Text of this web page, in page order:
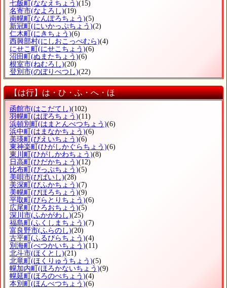
七飯町 (ななえちょう)(15)
名寄市(なよろし)(19)
南幌町 (なんぽろちょう)(5)
新冠町 (にいかっぷちょう)(2)
仁木町 (にきちょう)(6)
西興部村(にしおこっぺむら)(4)
にせこ町 (にせこちょう)(6)
沼田町 (ぬまたちょう)(6)
根室市(ねむろし)(20)
登別市(のぼりべつし)(22)
【は行】は・ひ・ふ・へ・ほ
函館市(はこだてし)(102)
羽幌町 (はぼろちょう)(11)
浜頓別町 (はまとんべつちょう)(6)
浜中町 (はまなかちょう)(6)
美瑛町 (びえいちょう)(6)
東神楽町 (ひがしかぐらちょう)(6)
東川町 (ひがしかわちょう)(8)
日高町 (ひだかちょう)(12)
比布町 (ぴっぷちょう)(5)
美唄市(びばいし)(28)
美深町 (びふかちょう)(7)
美幌町 (びほろちょう)(9)
平取町 (びらとりちょう)(6)
広尾町 (ひろおちょう)(5)
深川市(ふかがわし)(25)
福島町 (ふくしまちょう)(7)
富良野市(ふらのし)(20)
古平町 (ふるびらちょう)(4)
別海町 (べつかいちょう)(11)
北斗市(ほくとし)(21)
北竜町 (ほくりゅうちょう)(5)
幌加内町 (ほろかないちょう)(9)
幌延町 (ほろのべちょう)(4)
本別町 (ほんべつちょう)(6)